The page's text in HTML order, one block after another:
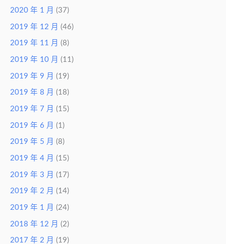
2020 年 1 月 (37)
2019 年 12 月 (46)
2019 年 11 月 (8)
2019 年 10 月 (11)
2019 年 9 月 (19)
2019 年 8 月 (18)
2019 年 7 月 (15)
2019 年 6 月 (1)
2019 年 5 月 (8)
2019 年 4 月 (15)
2019 年 3 月 (17)
2019 年 2 月 (14)
2019 年 1 月 (24)
2018 年 12 月 (2)
2017 年 2 月 (19)